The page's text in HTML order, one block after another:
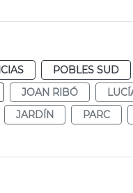
POBLES SUD
JOAN RIBÓ
JARDÍN PARC